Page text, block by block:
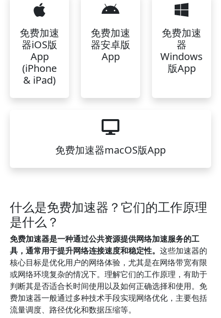
免费加速
器iOS版
App
(iPhone
& iPad)
免费加速
器安卓版
App
免费加速
器
Windows
版App
免费加速器macOS版App
什么是免费加速器？它们的工作原理
是什么？
免费加速器是一种通过公共资源提供网络加速服务的工
具，通常用于提升网络连接速度和稳定性。 这些加速器的
核心目标是优化用户的网络体验，尤其是在网络带宽有限
或网络环境复杂的情况下。理解它们的工作原理，有助于
判断其是否适合长时间使用以及如何正确选择和使用。免
费加速器一般通过多种技术手段实现网络优化，主要包括
流量调度、路径优化和数据压缩等。